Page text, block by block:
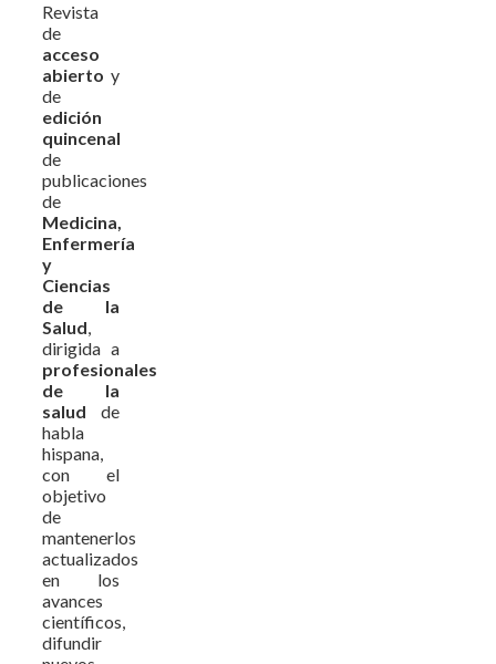
Revista
de
acceso
abierto y
de
edición
quincenal
de
publicaciones
de
Medicina,
Enfermería
y
Ciencias
de la
Salud,
dirigida a
profesionales
de la
salud de
habla
hispana,
con el
objetivo
de
mantenerlos
actualizados
en los
avances
científicos,
difundir